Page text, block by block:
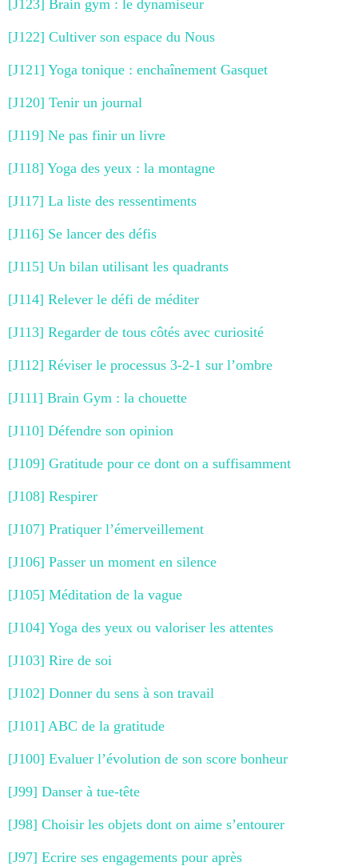
[J123] Brain gym : le dynamiseur
[J122] Cultiver son espace du Nous
[J121] Yoga tonique : enchaînement Gasquet
[J120] Tenir un journal
[J119] Ne pas finir un livre
[J118] Yoga des yeux : la montagne
[J117] La liste des ressentiments
[J116] Se lancer des défis
[J115] Un bilan utilisant les quadrants
[J114] Relever le défi de méditer
[J113] Regarder de tous côtés avec curiosité
[J112] Réviser le processus 3-2-1 sur l’ombre
[J111] Brain Gym : la chouette
[J110] Défendre son opinion
[J109] Gratitude pour ce dont on a suffisamment
[J108] Respirer
[J107] Pratiquer l’émerveillement
[J106] Passer un moment en silence
[J105] Méditation de la vague
[J104] Yoga des yeux ou valoriser les attentes
[J103] Rire de soi
[J102] Donner du sens à son travail
[J101] ABC de la gratitude
[J100] Evaluer l’évolution de son score bonheur
[J99] Danser à tue-tête
[J98] Choisir les objets dont on aime s’entourer
[J97] Ecrire ses engagements pour après